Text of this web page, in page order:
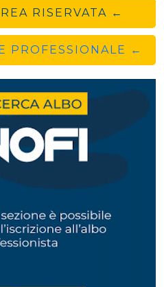
RISERVATA ←
PROFESSIONALE ←